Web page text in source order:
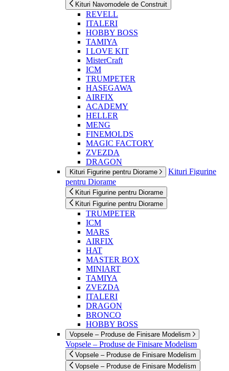
Kituri Navomodele de Construit
REVELL
ITALERI
HOBBY BOSS
TAMIYA
I LOVE KIT
MisterCraft
ICM
TRUMPETER
HASEGAWA
AIRFIX
ACADEMY
HELLER
MENG
FINEMOLDS
MAGIC FACTORY
ZVEZDA
DRAGON
Kituri Figurine pentru Diorame
Kituri Figurine
pentru Diorame
Kituri Figurine pentru Diorame
Kituri Figurine pentru Diorame
TRUMPETER
ICM
MARS
AIRFIX
HAT
MASTER BOX
MINIART
TAMIYA
ZVEZDA
ITALERI
DRAGON
BRONCO
HOBBY BOSS
Vopsele – Produse de Finisare Modelism
Vopsele – Produse de Finisare Modelism
Vopsele – Produse de Finisare Modelism
Vopsele – Produse de Finisare Modelism